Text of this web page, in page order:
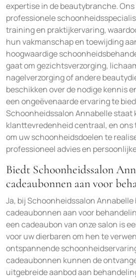
expertise in de beautybranche.
professionele
training en praktijkervaring,
hun vakmanschap en toewijding
hoogwaardige
gaat om gezichtsverzorging,
nagelverzorging of andere
beschikken over de nodige kennis
een ongeëvenaarde ervaring te
Schoonheidssalon Annabelle staat
klanttevredenheid centraal, en ons
om uw schoonheidsdoelen te
professioneel advies en
Biedt Schoonheidssalon
cadeaubonnen aan voor
Ja, bij Schoonheidssalon Annabelle
cadeaubonnen aan voor
een cadeaubon van onze salon is
voor uw dierbaren om hen te
ontspannende
cadeaubonnen kunnen de
uitgebreide aanbod aan